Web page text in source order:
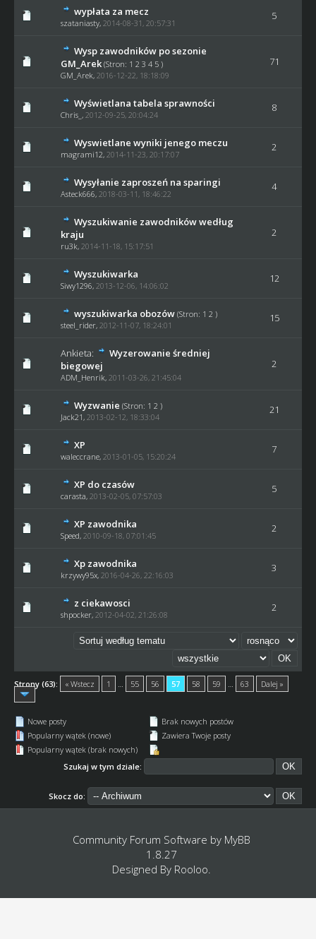
wypłata za mecz
szataniasty, 2014-08-31, 20:57:31
5
Wysp zawodników po sezonie
GM_Arek (Stron: 1 2 3 4 5 )
GM_Arek, 2016-12-22, 18:18:09
71
Wyświetlana tabela sprawności
Chris_ , 2012-09-25, 20:04:24
8
Wyswietlane wyniki jenego meczu
magrami12, 2014-11-23, 20:17:07
2
Wysyłanie zaproszeń na sparingi
Asteck666, 2018-03-11, 18:46:22
4
Wyszukiwanie zawodników według
kraju
ru3k, 2014-11-18, 15:17:51
2
Wyszukiwarka
Siwy1296, 2013-12-06, 14:06:02
12
wyszukiwarka obozów (Stron: 1 2 )
steel_rider, 2012-11-07, 18:24:01
15
Ankieta:
Wyzerowanie średniej
biegowej
ADM_Henrik, 2011-03-26, 21:45:04
2
Wyzwanie (Stron: 1 2 )
Jack21, 2013-02-12, 18:33:04
21
XP
waleccrane, 2013-01-05, 15:20:24
7
XP do czasów
carasta, 2013-02-05, 07:57:03
5
XP zawodnika
Speed, 2010-09-18, 07:01:45
2
Xp zawodnika
krzywy95x, 2016-04-26, 22:16:03
3
z ciekawosci
shpocker, 2012-04-02, 21:26:08
2
Strony (63): « Wstecz 1 … 55 56 57 58 59 … 63 Dalej »
Nowe posty
Popularny wątek (nowe)
Popularny wątek (brak nowych)
Brak nowych postów
Zawiera Twoje posty
Szukaj w tym dziale:
Skocz do:
Community Forum Software by MyBB
1.8.27
Designed By Rooloo.